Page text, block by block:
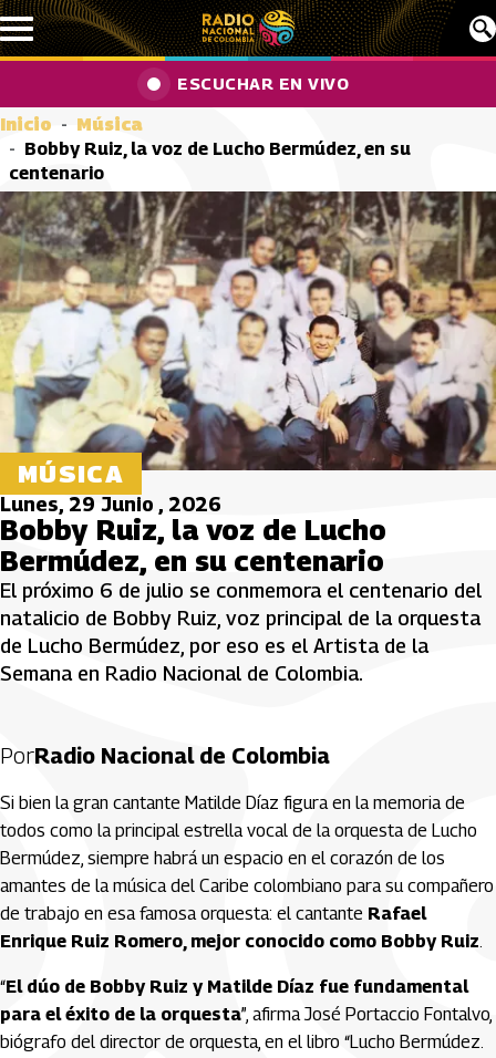
Pasar al contenido principal
ESCUCHAR EN VIVO
Inicio
Música
Bobby Ruiz, la voz de Lucho Bermúdez, en su
centenario
MÚSICA
Lunes, 29 Junio , 2026
Bobby Ruiz, la voz de Lucho
Bermúdez, en su centenario
El próximo 6 de julio se conmemora el centenario del
natalicio de Bobby Ruiz, voz principal de la orquesta
de Lucho Bermúdez, por eso es el Artista de la
Semana en Radio Nacional de Colombia.
PorRadio Nacional de Colombia
Si bien la gran cantante Matilde Díaz figura en la memoria de
todos como la principal estrella vocal de la orquesta de Lucho
Bermúdez, siempre habrá un espacio en el corazón de los
amantes de la música del Caribe colombiano para su compañero
de trabajo en esa famosa orquesta: el cantante Rafael
Enrique Ruiz Romero, mejor conocido como Bobby Ruiz.
“El dúo de Bobby Ruiz y Matilde Díaz fue fundamental
para el éxito de la orquesta”, afirma José Portaccio Fontalvo,
biógrafo del director de orquesta, en el libro “Lucho Bermúdez.